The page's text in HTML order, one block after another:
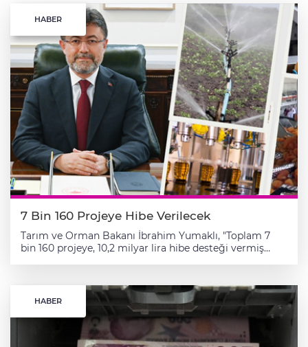
HABER
7 Bin 160 Projeye Hibe Verilecek
Tarım ve Orman Bakanı İbrahim Yumaklı, "Toplam 7
bin 160 projeye, 10,2 milyar lira hibe desteği vermiş
Orman Bakanı İbrahim Yumaklı, Kırsal Kalkınma
Yatırımlarını Destekleme Programı (KKYDP)
kapsamında, 2025 yılı için değerlendirme sürecinin
tamamlandığını belirterek, "Toplam 7 bin 160 projeye,
10,2 milyar lira hibe desteği vermiş olacağız. Böylece,
HABER